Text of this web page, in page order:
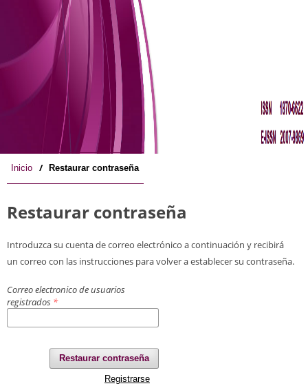
Inicio / Restaurar contraseña
Restaurar contraseña
Introduzca su cuenta de correo electrónico a continuación y recibirá
un correo con las instrucciones para volver a establecer su contraseña.
Correo electronico de usuarios
registrados *
Restaurar contraseña
Registrarse